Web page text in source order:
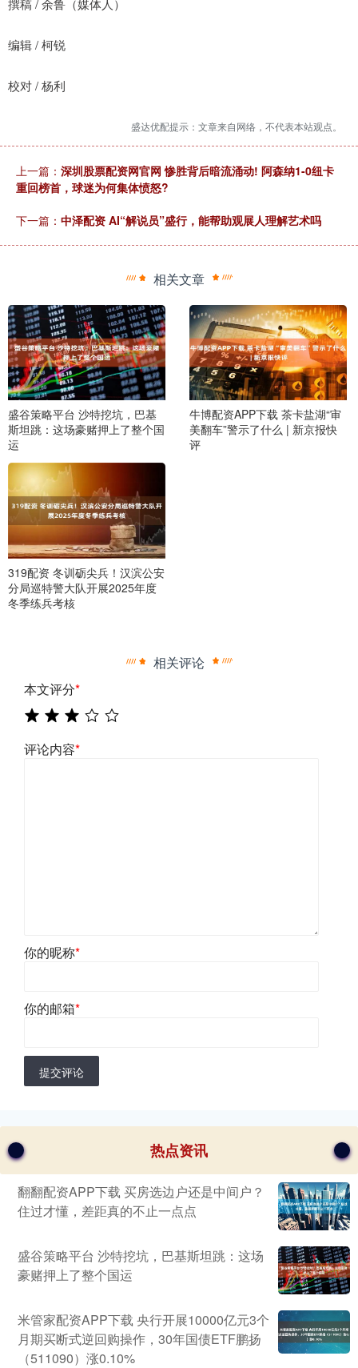
撰稿 / 余鲁（媒体人）
编辑 / 柯锐
校对 / 杨利
盛达优配提示：文章来自网络，不代表本站观点。
上一篇： 深圳股票配资网官网 惨胜背后暗流涌动! 阿森纳1-0纽卡
重回榜首，球迷为何集体愤怒?
下一篇： 中泽配资 AI“解说员”盛行，能帮助观展人理解艺术吗
相关文章
盛谷策略平台 沙特挖坑，巴基
斯坦跳：这场豪赌押上了整个国
运
牛博配资APP下载 茶卡盐湖“审
美翻车”警示了什么 | 新京报快
评
319配资 冬训砺尖兵！汉滨公安
分局巡特警大队开展2025年度
冬季练兵考核
相关评论
本文评分*
评论内容*
你的昵称*
你的邮箱*
提交评论
热点资讯
翻翻配资APP下载 买房选边户还是中间户？
住过才懂，差距真的不止一点点
盛谷策略平台 沙特挖坑，巴基斯坦跳：这场
豪赌押上了整个国运
米管家配资APP下载 央行开展10000亿元3个
月期买断式逆回购操作，30年国债ETF鹏扬
（511090）涨0.10%